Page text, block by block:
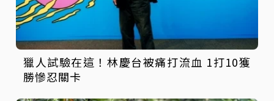
獵人試驗在這！林慶台被痛打流血 1打10獲
勝慘忍關卡